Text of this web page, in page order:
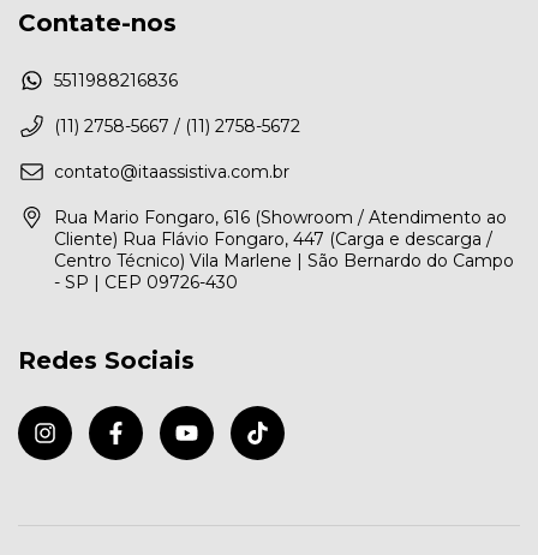
Contate-nos
5511988216836
(11) 2758-5667 / (11) 2758-5672
contato@itaassistiva.com.br
Rua Mario Fongaro, 616 (Showroom / Atendimento ao
Cliente) Rua Flávio Fongaro, 447 (Carga e descarga /
Centro Técnico) Vila Marlene | São Bernardo do Campo
- SP | CEP 09726-430
Redes Sociais